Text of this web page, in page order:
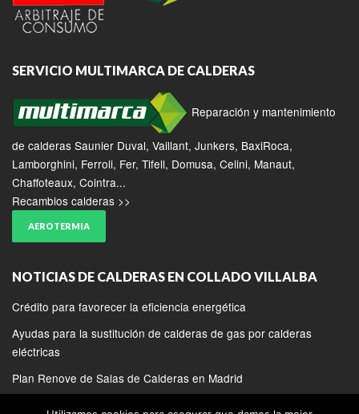
SERVICIO MULTIMARCA DE CALDERAS
Reparación y mantenimiento
de calderas Saunier Duval, Vaillant, Junkers, BaxiRoca,
Lamborghini, Ferroli, Fer, Tifell, Domusa, Celini, Manaut,
Chaffoteaux, Cointra...
Recambios calderas >>
AEROTERMIA
NOTICIAS DE CALDERAS EN COLLADO VILLALBA
Crédito para favorecer la eficiencia energética
Ayudas para la sustitución de calderas de gas por calderas
eléctricas
Plan Renove de Salas de Calderas en Madrid